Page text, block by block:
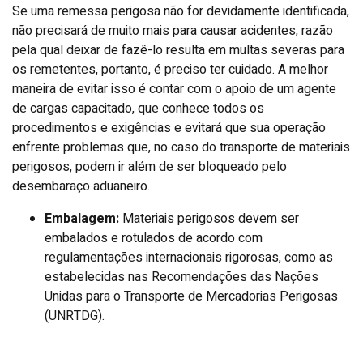
Se uma remessa perigosa não for devidamente identificada,
não precisará de muito mais para causar acidentes, razão
pela qual deixar de fazê-lo resulta em multas severas para
os remetentes, portanto, é preciso ter cuidado. A melhor
maneira de evitar isso é contar com o apoio de um agente
de cargas capacitado, que conhece todos os
procedimentos e exigências e evitará que sua operação
enfrente problemas que, no caso do transporte de materiais
perigosos, podem ir além de ser bloqueado pelo
desembaraço aduaneiro.
Embalagem: Materiais perigosos devem ser
embalados e rotulados de acordo com
regulamentações internacionais rigorosas, como as
estabelecidas nas Recomendações das Nações
Unidas para o Transporte de Mercadorias Perigosas
(UNRTDG).